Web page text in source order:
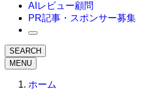
AIレビュー顧問
PR記事・スポンサー募集
SEARCH
MENU
ホーム